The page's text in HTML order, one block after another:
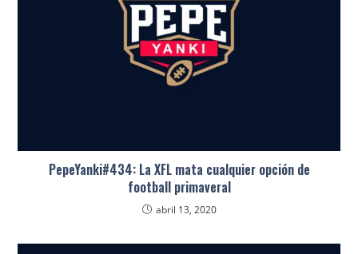
PepeYanki#434: La XFL mata cualquier opción de
football primaveral
abril 13, 2020